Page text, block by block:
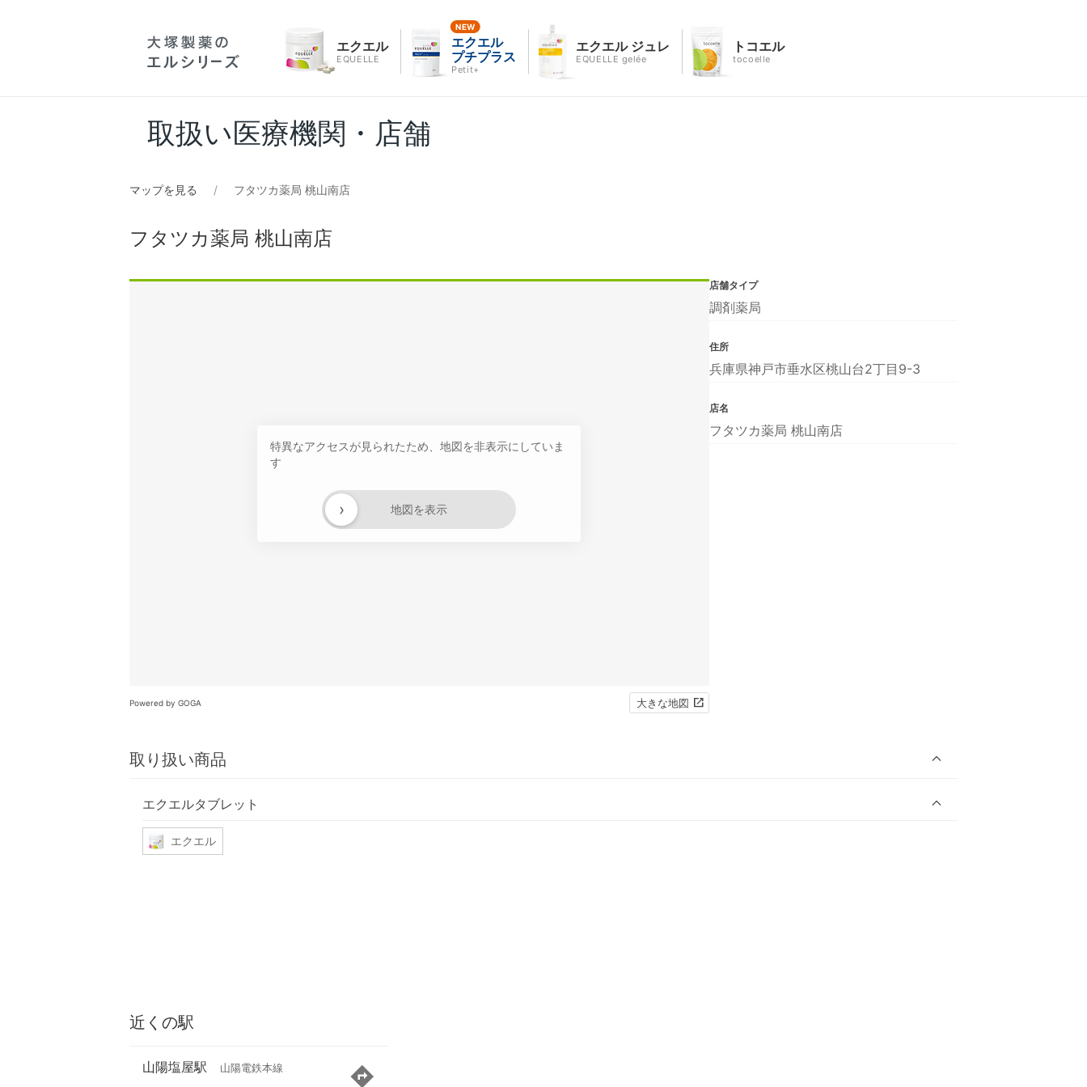
エクエル
EQUELLE
エクエル
プチプラス
Petit+
エクエル ジュレ
EQUELLE gelée
トコエル
tocoelle
取扱い医療機関・店舗
マップを見る フタツカ薬局 桃山南店
フタツカ薬局 桃山南店
特異なアクセスが見られたため、地図を非表示にしていま
す
地図を表示
›
Powered by GOGA 大きな地図
取り扱い商品
エクエルタブレット
エクエル
店舗タイプ
調剤薬局
住所
兵庫県神戸市垂水区桃山台2丁目9-3
店名
フタツカ薬局 桃山南店
近くの駅
山陽塩屋駅 山陽電鉄本線